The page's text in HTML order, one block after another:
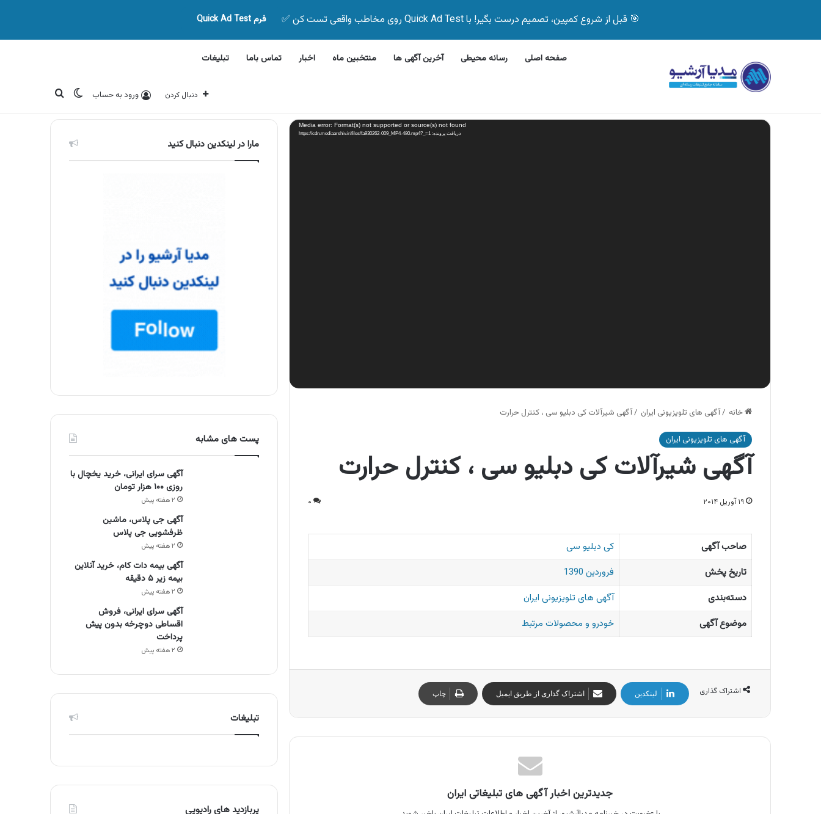
🎯 قبل از شروع کمپین، تصمیم درست بگیر! با Quick Ad Test روی مخاطب واقعی تست کن ✅ فرم Quick Ad Test
صفحه اصلی رسانه محیطی آخرین آگهی ها منتخبین ماه اخبار تماس باما تبلیغات
دنبال کردن ورود به حساب تغییر پوسته
جستجو برای جمعه, 7 آگوست 2026 آگهی های تازه
نمایشگر
ویدیو Media error: Format(s) not supported or source(s) not found
دریافت پرونده: https://cdn.mediaarshiv.ir/files/fa930262-009_MP4-480.mp4?_=1
خانه /آگهی های تلویزیونی ایران /آگهی شیرآلات کی دبلیو سی ، کنترل حرارت
آگهی های تلویزیونی ایران
آگهی شیرآلات کی دبلیو سی ، کنترل حرارت
۱۹ آوریل ۲۰۱۴ ۰
صاحب آگهی
کی دبلیو سی
تاریخ پخش
فروردین 1390
دسته‌بندی
آگهی های تلویزیونی ایران
موضوع آگهی
خودرو و محصولات مرتبط
اشتراک گذاری لینکدین اشتراک گذاری از طریق ایمیل چاپ
جدیدترین اخبار آگهی های تبلیغاتی ایران
مارا در لینکدین دنبال کنید
پست های مشابه
آگهی سرای ایرانی، خرید یخچال با
روزی ۱۰۰ هزار تومان
۲ هفته پیش
آگهی جی پلاس، ماشین
ظرفشویی جی پلاس
۲ هفته پیش
آگهی بیمه دات کام، خرید آنلاین
بیمه زیر ۵ دقیقه
۲ هفته پیش
آگهی سرای ایرانی، فروش
اقساطی دوچرخه بدون پیش
پرداخت
۲ هفته پیش
تبلیغات
پربازدید های رادیویی